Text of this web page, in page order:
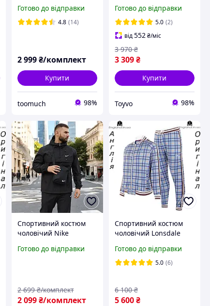
демісезонний модний
весна осінь для
Готово до відправки
4.8 (14)
2 999 ₴/комплект
Купити
toomuch 98%
штани футболка шорти
кепка 2 пари
шкарпеток Toyvoo
Готово до відправки
5.0 (2)
від552₴/міс
3 309₴
3 970 ₴
Купити
Toyvo 98%
Спортивний костюм
чоловічий Nike
фірмовий
Готово до відправки
2 099 ₴/комплект
2 699 ₴/комплект
Спортивний костюм
чоловічий Lonsdale
джентльмени)
Gentlemen з Англії в
Готово до відправки
5.0 (6)
5 600₴
6 100 ₴